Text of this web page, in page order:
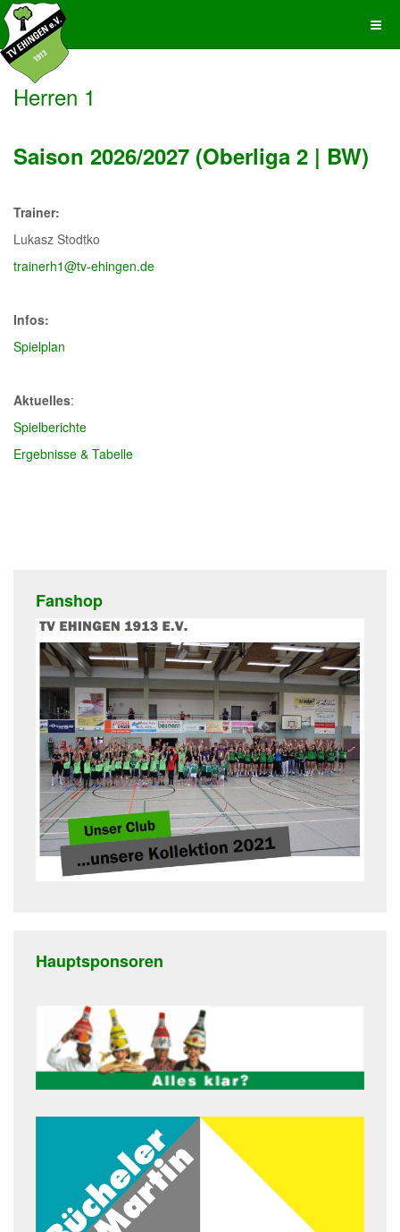
Herren 1
Saison 2026/2027 (Oberliga 2 | BW)
Trainer:
Lukasz Stodtko
trainerh1@tv-ehingen.de
Infos:
Spielplan
Aktuelles:
Spielberichte
Ergebnisse & Tabelle
Fanshop
Hauptsponsoren